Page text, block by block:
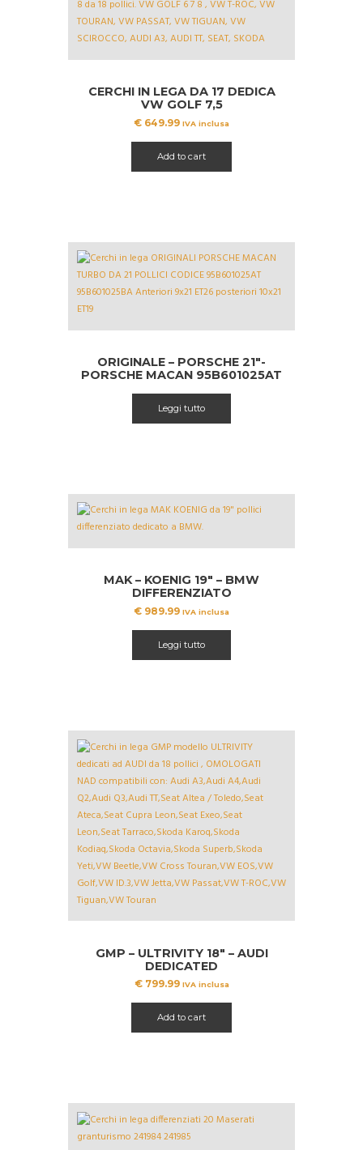
CERCHI IN LEGA DA 17 DEDICA
VW GOLF 7,5
€ 649.99 IVA inclusa
Add to cart
ORIGINALE – PORSCHE 21″-
PORSCHE MACAN 95B601025AT
Leggi tutto
MAK – KOENIG 19″ – BMW
DIFFERENZIATO
€ 989.99 IVA inclusa
Leggi tutto
GMP – ULTRIVITY 18″ – AUDI
DEDICATED
€799.99 IVA inclusa
Add to cart